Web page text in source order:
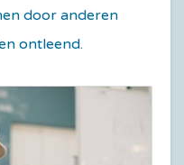
door anderen
ontleend.